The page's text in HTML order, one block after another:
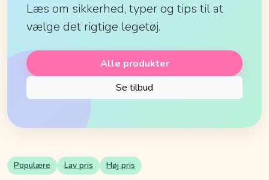
Læs om sikkerhed, typer og tips til at
vælge det rigtige legetøj.
Alle produkter
Se tilbud
Populære Lav pris Høj pris